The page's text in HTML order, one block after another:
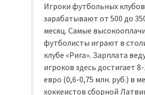
Игроки футбольных клубов
зарабатывают от 500 до
месяц. Самые
футболисты играют в
клубе «Рига». Зарплата
игроков здесь достигает
евро (0,6-0,75 млн. руб.) в
хоккеистов сборной